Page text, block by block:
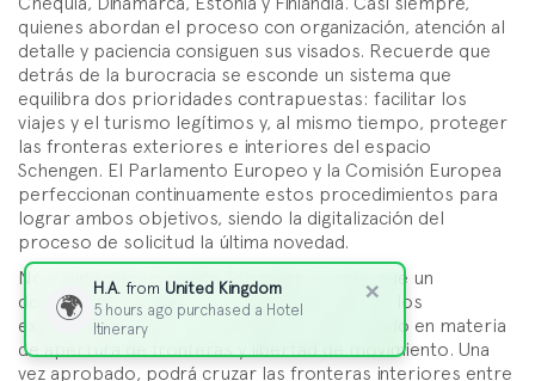
quienes abordan el proceso con organización, atención al
detalle y paciencia consiguen sus visados. Recuerde que
detrás de la burocracia se esconde un sistema que
equilibra dos prioridades contrapuestas: facilitar los
viajes y el turismo legítimos y, al mismo tiempo, proteger
las fronteras exteriores e interiores del espacio
Schengen. El Parlamento Europeo y la Comisión Europea
perfeccionan continuamente estos procedimientos para
lograr ambos objetivos, siendo la digitalización del
proceso de solicitud la última novedad.
No olvide que un visado Schengen es más que un
documento de viaje: es la clave para uno de los
experimentos más extraordinarios del mundo en materia
de apertura de fronteras y libertad de movimiento. Una
vez aprobado, podrá cruzar las fronteras interiores entre
🌍
H.A. from United Kingdom
5 hours ago purchased a Hotel
Itinerary
×